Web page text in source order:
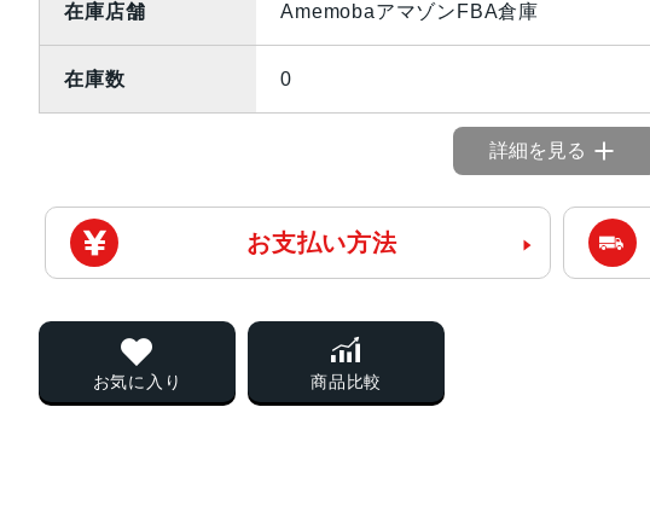
在庫店舗 AmemobaアマゾンFBA倉庫
在庫数 0
詳細を見る
お支払い方法
お気に入り 商品比較